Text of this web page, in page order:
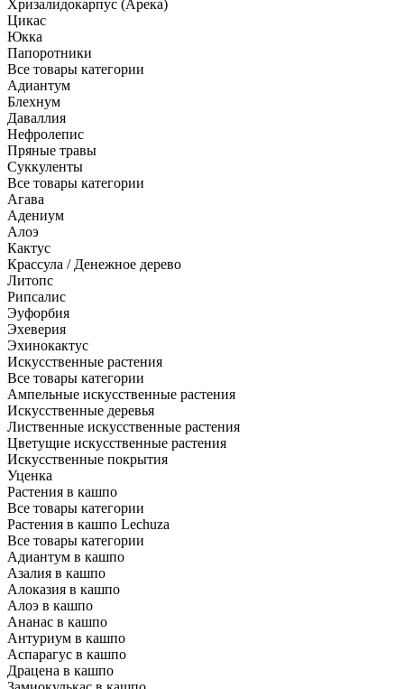
Хризалидокарпус (Арека)
Цикас
Юкка
Папоротники
Все товары категории
Адиантум
Блехнум
Даваллия
Нефролепис
Пряные травы
Суккуленты
Все товары категории
Агава
Адениум
Алоэ
Кактус
Крассула / Денежное дерево
Литопс
Рипсалис
Эуфорбия
Эхеверия
Эхинокактус
Искусственные растения
Все товары категории
Ампельные искусственные растения
Искусственные деревья
Лиственные искусственные растения
Цветущие искусственные растения
Искусственные покрытия
Уценка
Растения в кашпо
Все товары категории
Растения в кашпо Lechuza
Все товары категории
Адиантум в кашпо
Азалия в кашпо
Алоказия в кашпо
Алоэ в кашпо
Ананас в кашпо
Антуриум в кашпо
Аспарагус в кашпо
Драцена в кашпо